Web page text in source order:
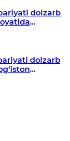
dolzarb
dolzarb